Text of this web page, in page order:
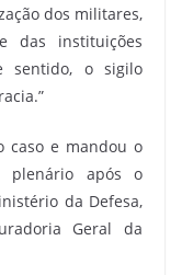
dos militares,
das instituições
sentido, o sigilo
caso e mandou o
plenário após o
da Defesa,
Geral da